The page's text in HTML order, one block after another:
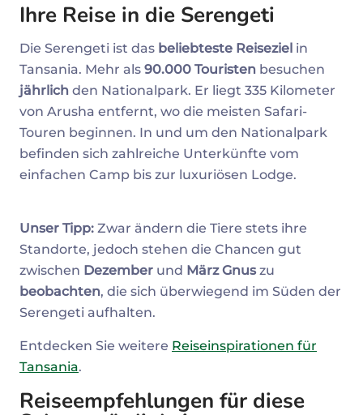
Ihre Reise in die Serengeti
Die Serengeti ist das beliebteste Reiseziel in
Tansania. Mehr als 90.000 Touristen besuchen
jährlich den Nationalpark. Er liegt 335 Kilometer
von Arusha entfernt, wo die meisten Safari-
Touren beginnen. In und um den Nationalpark
befinden sich zahlreiche Unterkünfte vom
einfachen Camp bis zur luxuriösen Lodge.
Unser Tipp: Zwar ändern die Tiere stets ihre
Standorte, jedoch stehen die Chancen gut
zwischen Dezember und März Gnuszu
beobachten, die sich überwiegend im Süden der
Serengeti aufhalten.
Entdecken Sie weitere Reiseinspirationen für
Tansania.
Reiseempfehlungen für diese